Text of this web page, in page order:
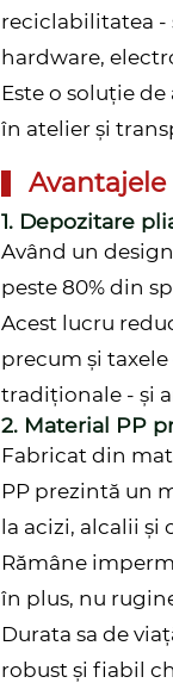
reciclabilitatea -
hardware,
Este o soluție
în atelier și
1. Depozitare
Având un
peste 80% din
Acest lucru
precum și
tradiționale - și
2. Material PP
Fabricat din
PP prezintă un
la acizi, alcalii și
Rămâne
în plus, nu
Durata sa de
robust și fiabil